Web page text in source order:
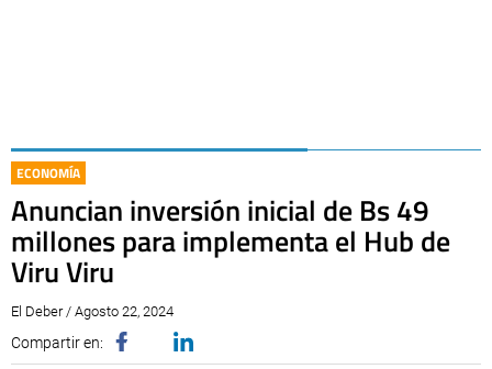
ECONOMÍA
Anuncian inversión inicial de Bs 49
millones para implementa el Hub de
Viru Viru
El Deber / Agosto 22, 2024
Compartir en: